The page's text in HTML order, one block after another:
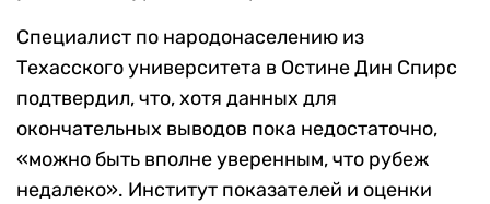
Специалист по народонаселению из
Техасского университета в Остине Дин Спирс
подтвердил, что, хотя данных для
окончательных выводов пока недостаточно,
«можно быть вполне уверенным, что рубеж
недалеко». Институт показателей и оценки